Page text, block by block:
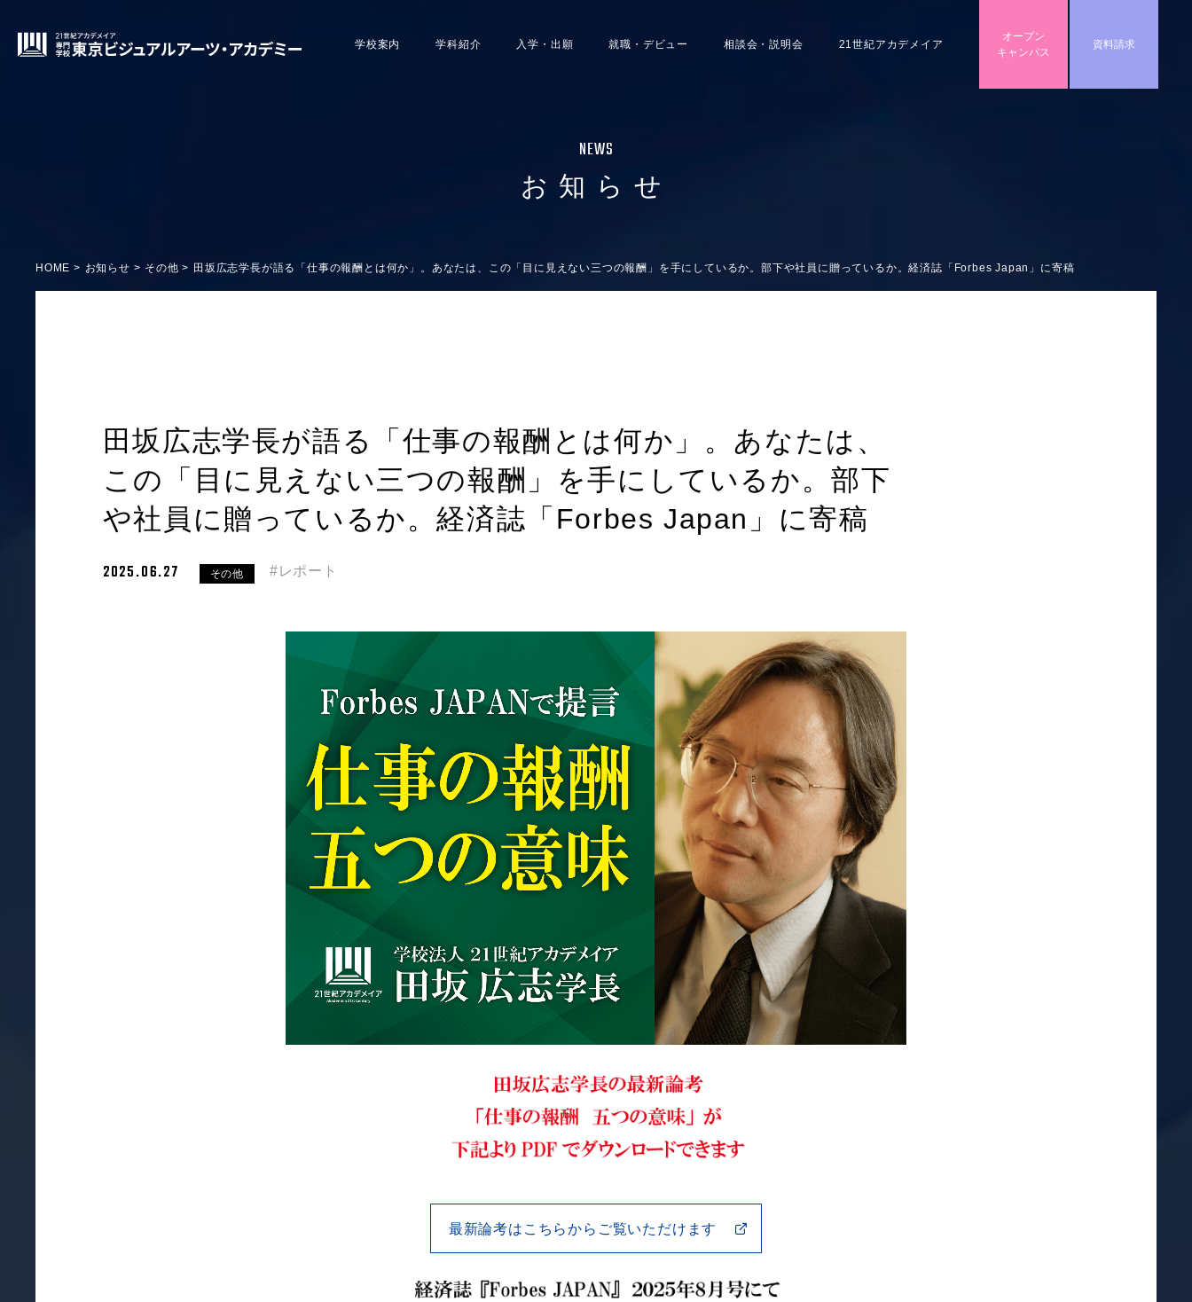
学校案内 学科紹介 入学・出願 就職・デビュー 相談会・説明会 21世紀アカデメイア
オープン
キャンパス
資料請求
NEWS
お知らせ
HOME お知らせ その他 田坂広志学長が語る「仕事の報酬とは何か」。あなたは、この「目に見えない三つの報酬」を手にしているか。部下や社員に贈っているか。経済誌「Forbes Japan」に寄稿
田坂広志学長が語る「仕事の報酬とは何か」。あなたは、
この「目に見えない三つの報酬」を手にしているか。部下
や社員に贈っているか。経済誌「Forbes Japan」に寄稿
2025.06.27 その他 #レポート
最新論考はこちらからご覧いただけます